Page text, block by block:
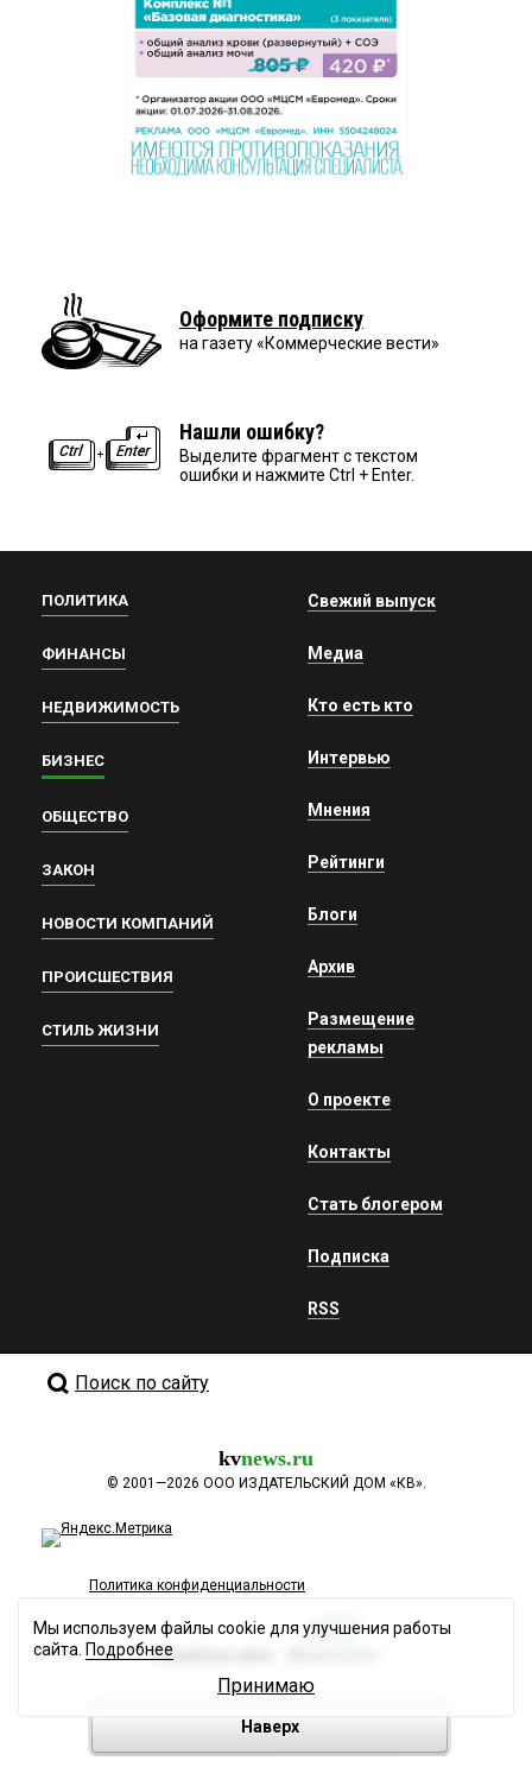
Оформите подписку
на газету «Коммерческие вести»
Нашли ошибку?
Выделите фрагмент с текстом
ошибки и нажмите Ctrl + Enter.
ПОЛИТИКА
ФИНАНСЫ
НЕДВИЖИМОСТЬ
БИЗНЕС
ОБЩЕСТВО
ЗАКОН
НОВОСТИ КОМПАНИЙ
ПРОИСШЕСТВИЯ
СТИЛЬ ЖИЗНИ
Свежий выпуск
Медиа
Кто есть кто
Интервью
Мнения
Рейтинги
Блоги
Архив
Размещение
рекламы
О проекте
Контакты
Стать блогером
Подписка
RSS
Поиск по сайту
kvnews.ru
© 2001—2026 ООО ИЗДАТЕЛЬСКИЙ ДОМ «КВ».
Политика конфиденциальности
Разработка сайта
Наверх
Мы используем файлы cookie для улучшения работы
сайта. Подробнее
Принимаю